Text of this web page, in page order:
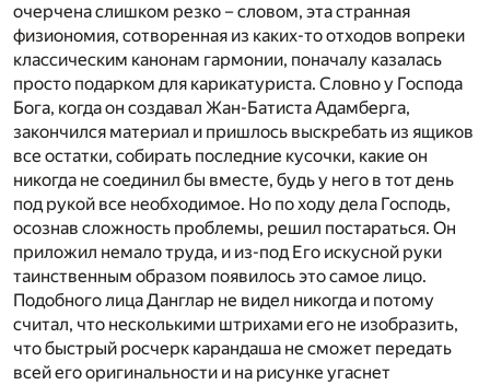
очерчена слишком резко – словом, эта странная
физиономия, сотворенная из каких-то отходов вопреки
классическим канонам гармонии, поначалу казалась
просто подарком для карикатуриста. Словно у Господа
Бога, когда он создавал Жан-Батиста Адамберга,
закончился материал и пришлось выскребать из ящиков
все остатки, собирать последние кусочки, какие он
никогда не соединил бы вместе, будь у него в тот день
под рукой все необходимое. Но по ходу дела Господь,
осознав сложность проблемы, решил постараться. Он
приложил немало труда, и из-под Его искусной руки
таинственным образом появилось это самое лицо.
Подобного лица Данглар не видел никогда и потому
считал, что несколькими штрихами его не изобразить,
что быстрый росчерк карандаша не сможет передать
всей его оригинальности и на рисунке угаснет